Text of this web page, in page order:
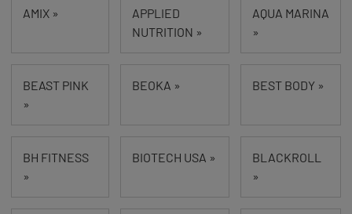
AMIX »
APPLIED
NUTRITION »
AQUA MARINA
»
BEAST PINK
»
BEOKA » BEST BODY »
BH FITNESS
»
BIOTECH USA »
BLACKROLL
»